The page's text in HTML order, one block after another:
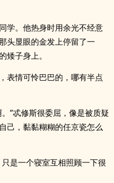
学。他热身时用余光不经意
头显眼的金发上停留了一
矮子身上。
表情可怜巴巴的，哪有半点
”忒修斯很委屈，像是被质疑
己，黏黏糊糊的任京瓷怎么
是一个寝室互相照顾一下很